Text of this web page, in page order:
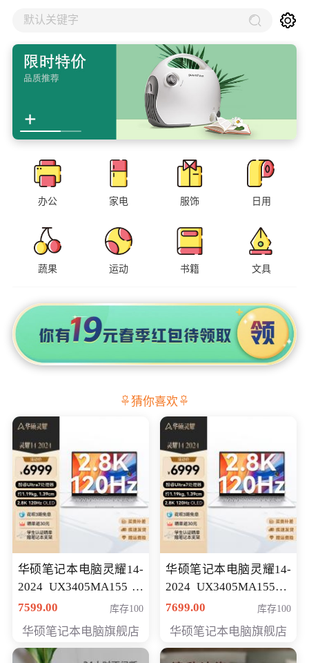
默认关键字
办公 家电 服饰 日用
蔬果 运动 书籍 文具
猜你喜欢
华硕笔记本电脑灵耀14-
2024 UX3405MA155冰
川银 oled 智慧轻薄本 会
7599.00 库存100
华硕笔记本电脑旗舰店
华硕笔记本电脑灵耀14-
2024 UX3405MA155夜
空蓝 oled 智慧轻薄本 会
7699.00 库存100
华硕笔记本电脑旗舰店